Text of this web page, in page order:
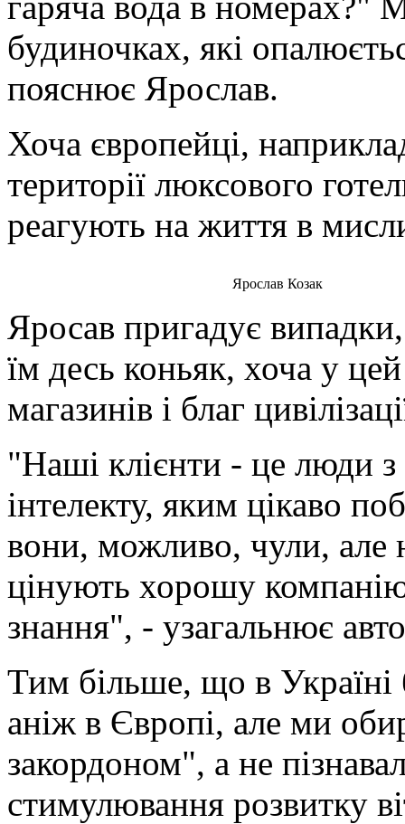
будиночках, які
пояснює Ярослав.
Хоча європейці,
території люксового
реагують на життя в
Ярослав Козак
Яросав пригадує
їм десь коньяк, хоча у
магазинів і благ
"Наші клієнти - це люди
інтелекту, яким цікаво
вони, можливо, чули, але
цінують хорошу
знання", - узагальнює
Тим більше, що в Україні
аніж в Європі, але ми
закордоном", а не
стимулювання розвитку